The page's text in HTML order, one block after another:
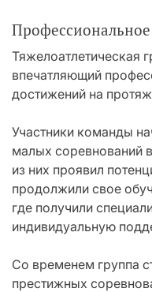
Тяжелоатлетическая
впечатляющий
достижений на
Участники команды
малых соревнований
из них проявил
продолжили свое
где получили
индивидуальную
Со временем группа
престижных